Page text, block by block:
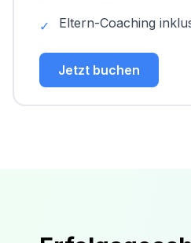
✓ Eltern-Coaching
Jetzt buchen